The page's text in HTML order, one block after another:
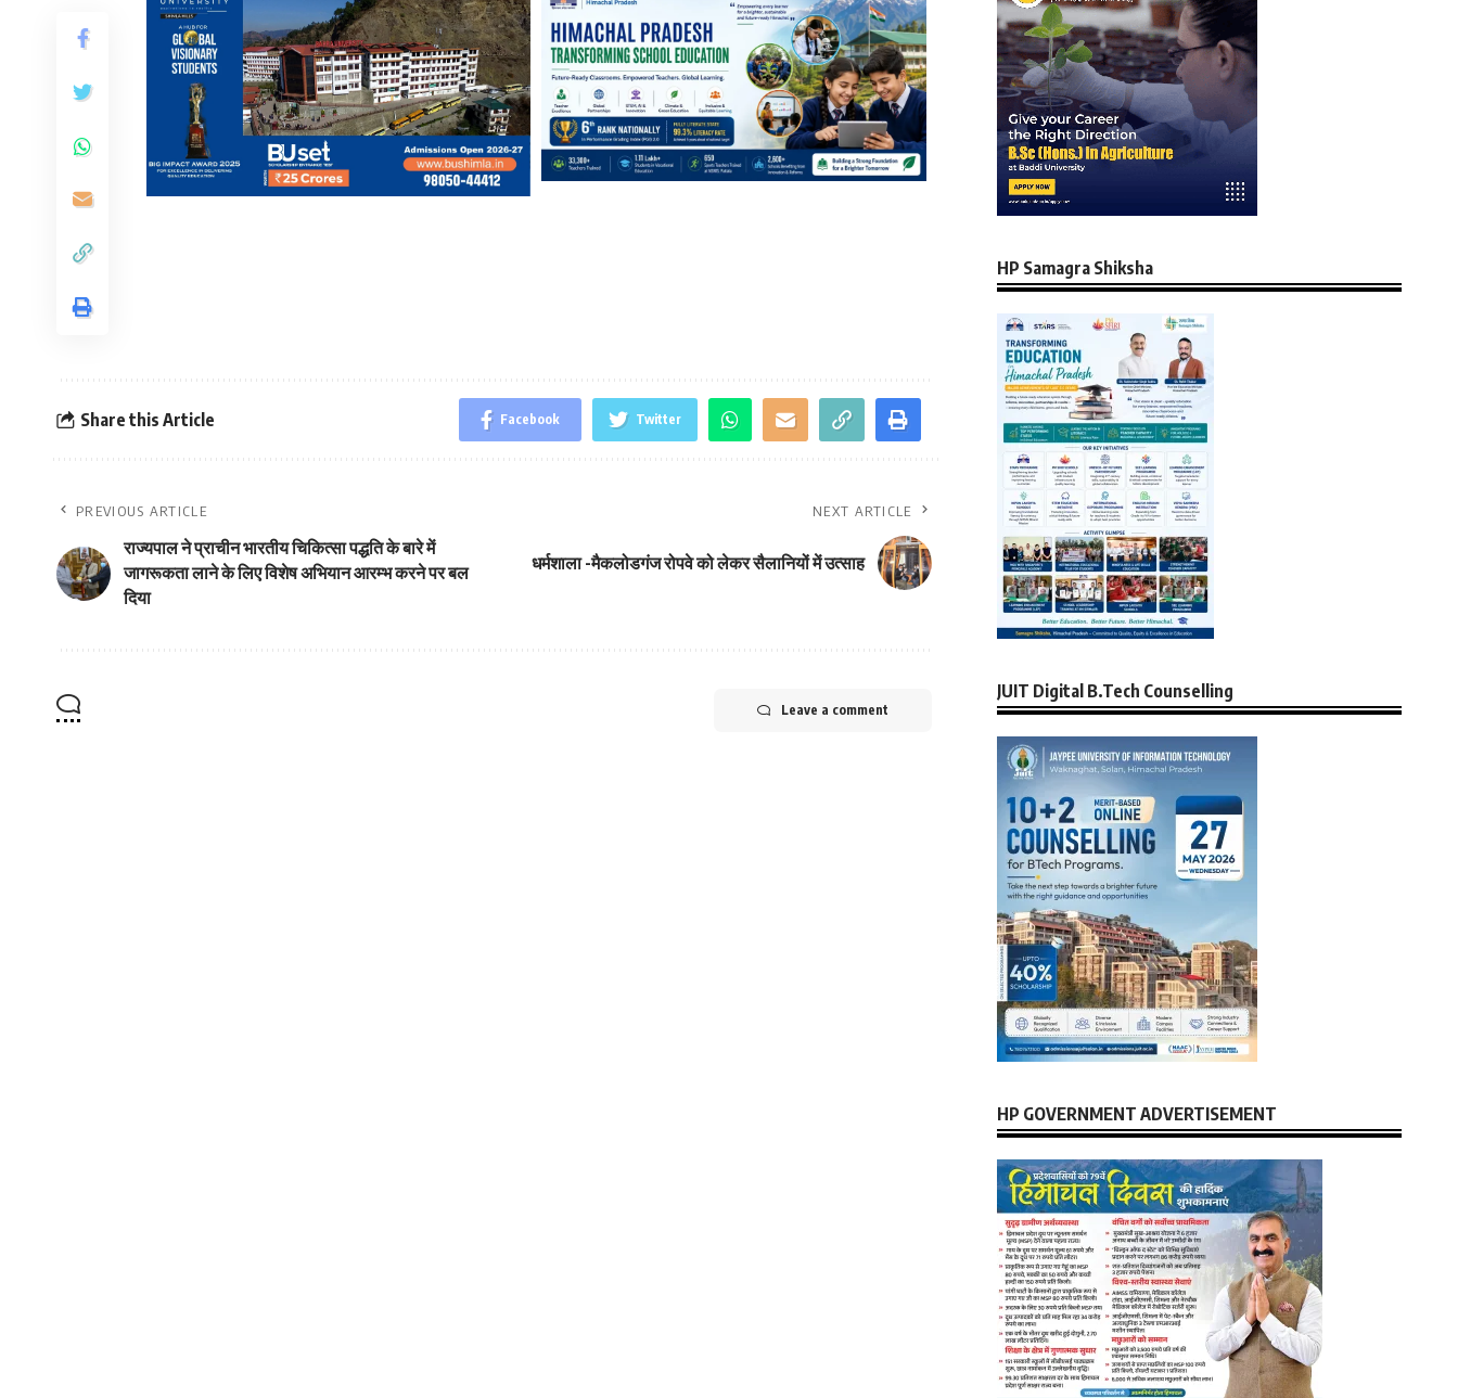
Share this Article Facebook Twitter
PREVIOUS ARTICLE
राज्यपाल ने प्राचीन भारतीय चिकित्सा पद्धति के बारे में
जागरूकता लाने के लिए विशेष अभियान आरम्भ करने पर बल
दिया
NEXT ARTICLE
धर्मशाला -मैकलोडगंज रोपवे को लेकर सैलानियों में उत्साह
Leave a comment
HP Samagra Shiksha
JUIT Digital B.Tech Counselling
HP GOVERNMENT ADVERTISEMENT